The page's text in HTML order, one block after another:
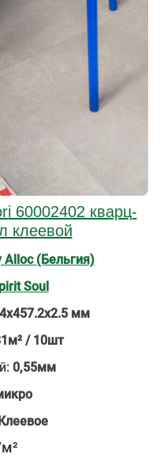
60002402 кварц-
клеевой
Alloc (Бельгия)
Soul
мм
/ 10шт
0,55мм